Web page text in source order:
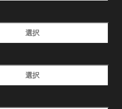
選択
選択